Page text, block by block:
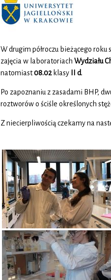
W drugim półroczu bieżącego
zajęcia w laboratoriach Wydziału
natomiast08.02klasy II d.
Po zapoznaniu z zasadami BHP,
roztworów o ściśle określonych
Z niecierpliwością czekamy na